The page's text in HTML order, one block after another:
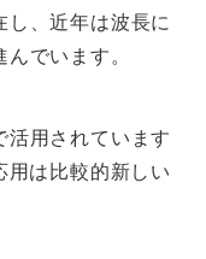
、近年は波長に
でいます。
用されています
用は比較的新しい